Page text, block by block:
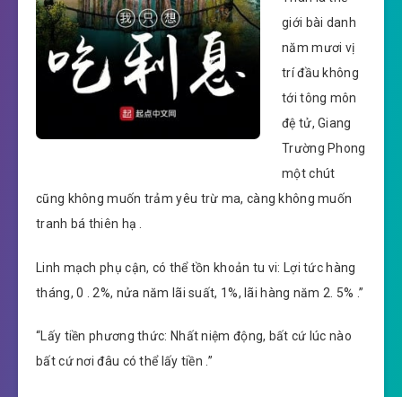
giới bài danh
năm mươi vị
trí đầu không
tới tông môn
đệ tử, Giang
Trường Phong
một chút
cũng không muốn trảm yêu trừ ma, càng không muốn
tranh bá thiên hạ .
Linh mạch phụ cận, có thể tồn khoản tu vi: Lợi tức hàng
tháng, 0 . 2%, nửa năm lãi suất, 1%, lãi hàng năm 2. 5% .”
“Lấy tiền phương thức: Nhất niệm động, bất cứ lúc nào
bất cứ nơi đâu có thể lấy tiền .”